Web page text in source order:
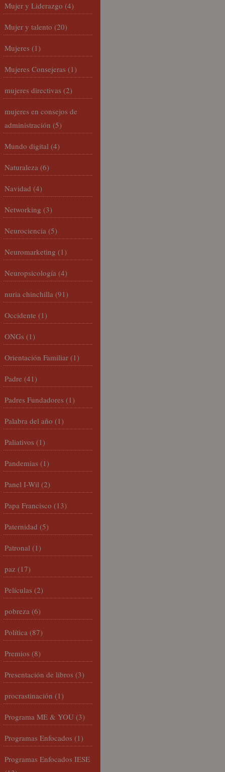
Mujer y Liderazgo (4)
Mujer y talento (20)
Mujeres (1)
Mujeres Consejeras (1)
mujeres directivas (2)
mujeres en consejos de
administración (5)
Mundo digital (4)
Naturaleza (6)
Navidad (4)
Networking (3)
Neurociencia (5)
Neuromarketing (1)
Neuropsicología (4)
nuria chinchilla (91)
Occidente (1)
ONGs (1)
Orientación Familiar (1)
Padre (41)
Padres Fundadores (1)
Palabra del año (1)
Paliativos (1)
Pandemias (1)
Panel I-Wil (2)
Papa Francisco (13)
Paternidad (5)
Patronal (1)
paz (17)
Películas (2)
pobreza (6)
Política (87)
Premios (8)
Presentación de libros (3)
procrastinación (1)
Programa ME & YOU (3)
Programas Enfocados (1)
Programas Enfocados IESE